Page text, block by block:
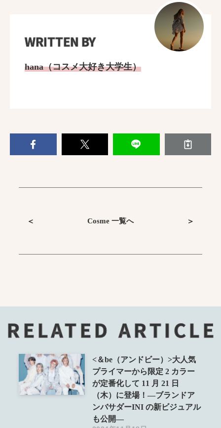
WRITTEN BY
hana（コスメ大好き大学生）
＜ Cosme 一覧へ ＞
RELATED ARTICLE
<＆be（アンドビー）>大人気
プライマーから限定 2 カラー
が定番化して 11 月 21 日
（木）に登場！―ブランドア
ンバサダーINI の新ビジュアル
も公開―